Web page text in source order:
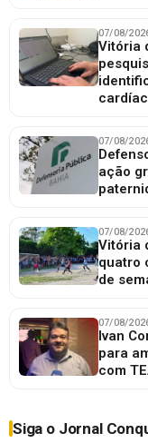
07/08/
Vitória
07/08/
ação
07/08/
Vitória
quatro
de
07/08/
Ivan
para
com
Siga o Jornal